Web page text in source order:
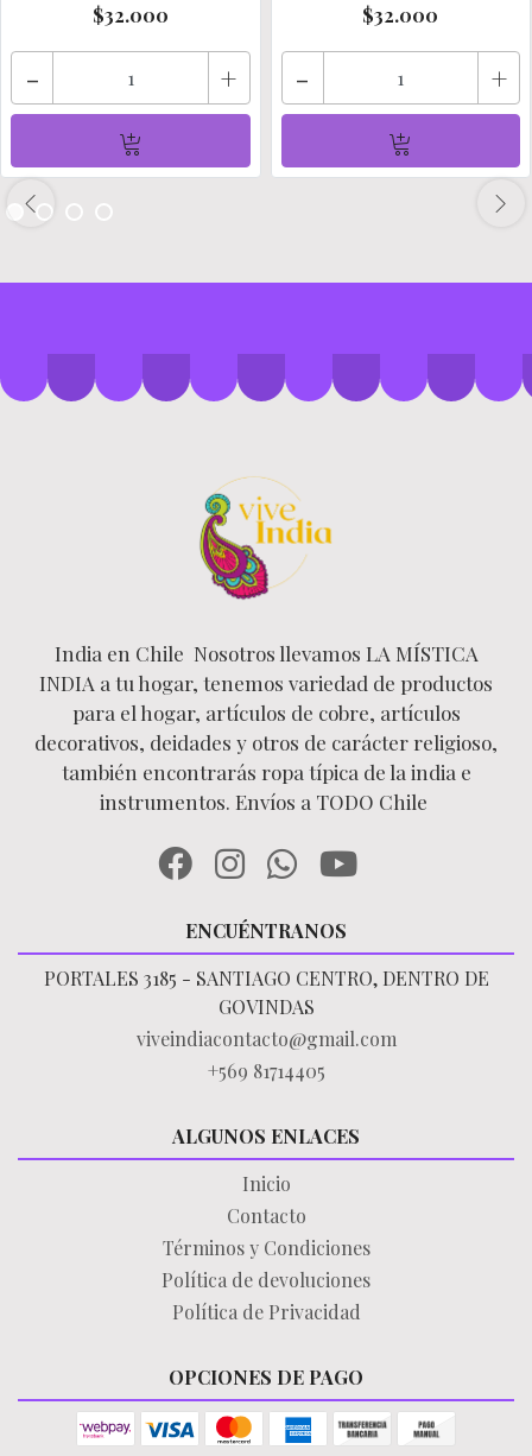
$32.000
- +
$32.000
- +
India en Chile Nosotros llevamos LA MÍSTICA
INDIA a tu hogar, tenemos variedad de productos
para el hogar, artículos de cobre, artículos
decorativos, deidades y otros de carácter religioso,
también encontrarás ropa típica de la india e
instrumentos. Envíos a TODO Chile
ENCUÉNTRANOS
PORTALES 3185 - SANTIAGO CENTRO, DENTRO DE
GOVINDAS
viveindiacontacto@gmail.com
+569 81714405
ALGUNOS ENLACES
Inicio
Contacto
Términos y Condiciones
Política de devoluciones
Política de Privacidad
OPCIONES DE PAGO